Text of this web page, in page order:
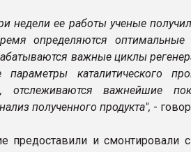
недели ее работы ученые
определяются
важные циклы
параметры каталитического
отслеживаются важнейшие
полученного продукта", -
предоставили и смонтировали